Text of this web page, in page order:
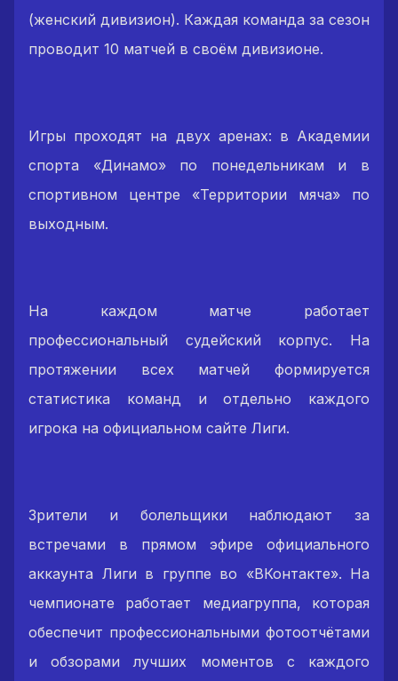
(женский дивизион). Каждая команда за сезон
проводит 10 матчей в своём дивизионе.
Игры проходят на двух аренах: в Академии
спорта «Динамо» по понедельникам и в
спортивном центре «Территории мяча» по
выходным.
На каждом матче работает
профессиональный судейский корпус. На
протяжении всех матчей формируется
статистика команд и отдельно каждого
игрока на официальном сайте Лиги.
Зрители и болельщики наблюдают за
встречами в прямом эфире официального
аккаунта Лиги в группе во «ВКонтакте». На
чемпионате работает медиагруппа, которая
обеспечит профессиональными фотоотчётами
и обзорами лучших моментов с каждого